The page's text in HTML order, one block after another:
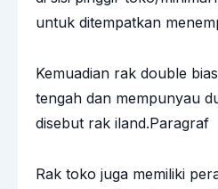
untuk ditempatkan
Kemuadian rak double
tengah dan mempunyau
disebut rak iland.Paragraf
Rak toko juga memiliki